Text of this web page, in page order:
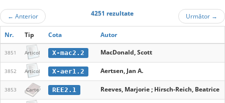
← Anterior 4251 rezultate Următor →
Nr. Tip Cota Autor
3851 Articol X-mac2.2 MacDonald, Scott
3852 Articol X-aer1.2 Aertsen, Jan A.
3853 Carte REE2.1 Reeves, Marjorie ; Hirsch-Reich, Beatrice